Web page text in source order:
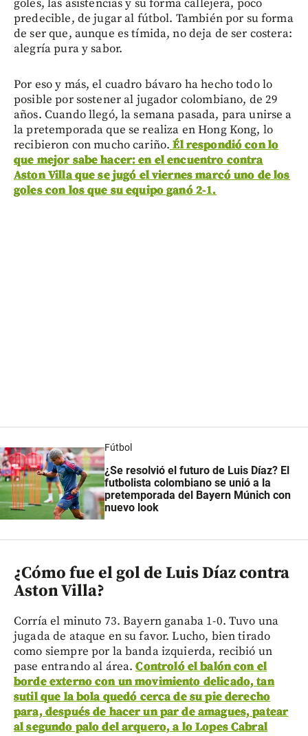
goles, las asistencias y su forma callejera, poco
predecible, de jugar al fútbol. También por su forma
de ser que, aunque es tímida, no deja de ser costera:
alegría pura y sabor.
Por eso y más, el cuadro bávaro ha hecho todo lo
posible por sostener al jugador colombiano, de 29
años. Cuando llegó, la semana pasada, para unirse a
la pretemporada que se realiza en Hong Kong, lo
recibieron con mucho cariño. Él respondió con lo
que mejor sabe hacer: en el encuentro contra
Aston Villa que se jugó el viernes marcó uno de los
goles con los que su equipo ganó 2-1.
Fútbol
¿Se resolvió el futuro de Luis Díaz? El
futbolista colombiano se unió a la
pretemporada del Bayern Múnich con
nuevo look
¿Cómo fue el gol de Luis Díaz contra
Aston Villa?
Corría el minuto 73. Bayern ganaba 1-0. Tuvo una
jugada de ataque en su favor. Lucho, bien tirado
como siempre por la banda izquierda, recibió un
pase entrando al área.Controló el balón con el
borde externo con un movimiento delicado, tan
sutil que la bola quedó cerca de su pie derecho
para, después de hacer un par de amagues, patear
al segundo palo del arquero, a lo Lopes Cabral